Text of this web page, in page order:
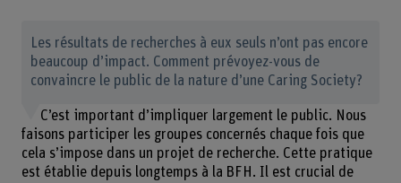
Les résultats de recherches à eux seuls n’ont pas encore
beaucoup d’impact. Comment prévoyez-vous de
convaincre le public de la nature d’une Caring Society?
C’est important d’impliquer largement le public. Nous
faisons participer les groupes concernés chaque fois que
cela s’impose dans un projet de recherche. Cette pratique
est établie depuis longtemps à la BFH. Il est crucial de